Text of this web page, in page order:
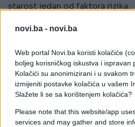
novi.ba - novi.ba
Web portal Novi.ba koristi kolačiće
boljeg korisničkog iskustva i ispravan
Kolačići su anonimizirani i u svakom
izmijeniti postavke kolačića u vašem
Slažete li se sa korištenjem kolačića?
Please note that this website/app
services and may gather and store
starost jedan od faktora rizika.
Preporuka je da se
promjene, promjene u veličini,
postojećih mladeža, kao i na
krvare ili izgledaju drugačije
Ukoliko primijetite sumnjive
javiti se dermatologu, koji će
tijelo i procijeniti da li su